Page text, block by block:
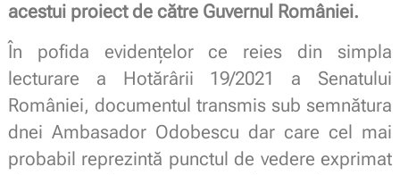
acestui proiect de către Guvernul României.
În pofida evidențelor ce reies din simpla
lecturare a Hotărârii 19/2021 a Senatului
României, documentul transmis sub semnătura
dnei Ambasador Odobescu dar care cel mai
probabil reprezintă punctul de vedere exprimat